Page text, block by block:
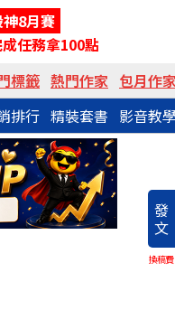
8月賽
任務拿100點
標籤 熱門作家 包月作
排行 精裝套書 影音教
發
文
換稿費